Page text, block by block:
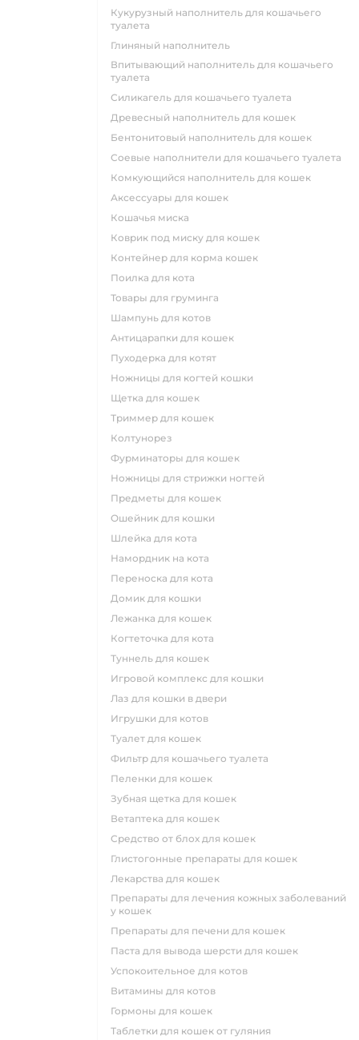
кукурузный наполнитель для кошачьего
туалета
глиняный наполнитель
впитывающий наполнитель для кошачьего
туалета
силикагель для кошачьего туалета
древесный наполнитель для кошек
бентонитовый наполнитель для кошек
соевые наполнители для кошачьего туалета
комкующийся наполнитель для кошек
аксессуары для кошек
кошачья миска
коврик под миску для кошек
контейнер для корма кошек
поилка для кота
товары для груминга
шампунь для котов
антицарапки для кошек
пуходерка для котят
ножницы для когтей кошки
щетка для кошек
триммер для кошек
колтунорез
фурминаторы для кошек
ножницы для стрижки ногтей
предметы для кошек
ошейник для кошки
шлейка для кота
намордник на кота
переноска для кота
домик для кошки
лежанка для кошек
когтеточка для кота
туннель для кошек
игровой комплекс для кошки
лаз для кошки в двери
игрушки для котов
туалет для кошек
фильтр для кошачьего туалета
пеленки для кошек
зубная щетка для кошек
ветаптека для кошек
средство от блох для кошек
глистогонные препараты для кошек
лекарства для кошек
препараты для лечения кожных заболеваний
у кошек
препараты для печени для кошек
паста для вывода шерсти для кошек
успокоительное для котов
витамины для котов
гормоны для кошек
таблетки для кошек от гуляния